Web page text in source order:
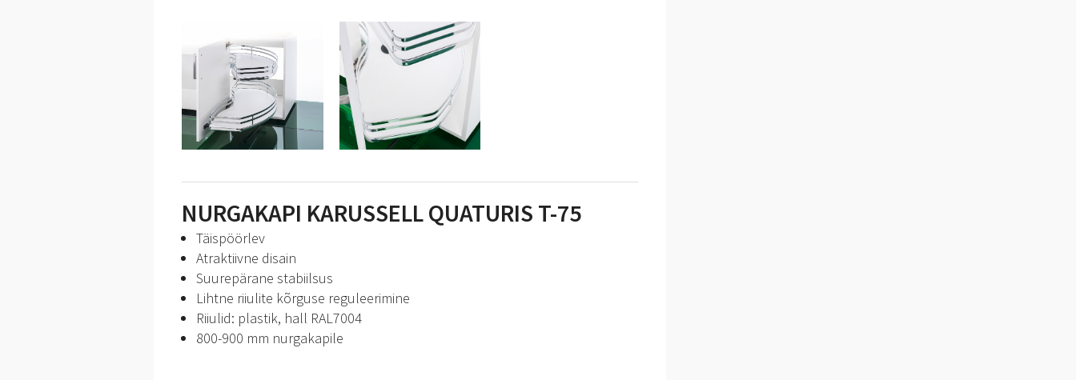
NURGAKAPI KARUSSELL QUATURIS T-75
Täispöörlev
Atraktiivne disain
Suurepärane stabiilsus
Lihtne riiulite kõrguse reguleerimine
Riiulid: plastik, hall RAL7004
800-900 mm nurgakapile